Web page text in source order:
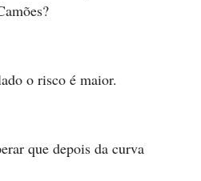
o risco é maior.
que depois da curva